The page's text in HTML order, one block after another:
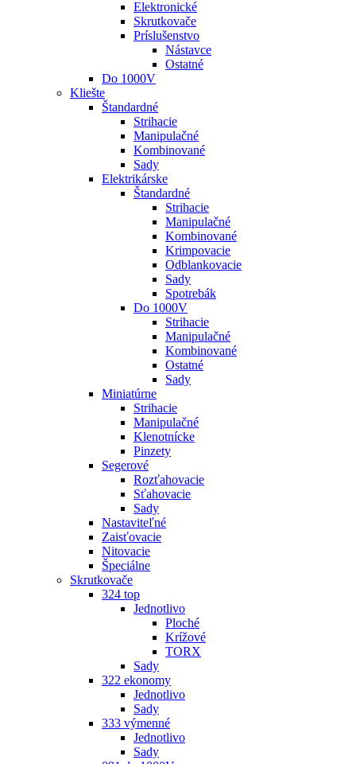
Elektronické
Skrutkovače
Príslušenstvo
Nástavce
Ostatné
Do 1000V
Kliešte
Štandardné
Strihacie
Manipulačné
Kombinované
Sady
Elektrikárske
Štandardné
Strihacie
Manipulačné
Kombinované
Krimpovacie
Odblankovacie
Sady
Spotrebák
Do 1000V
Strihacie
Manipulačné
Kombinované
Ostatné
Sady
Miniatúrne
Strihacie
Manipulačné
Klenotnícke
Pinzety
Segerové
Rozťahovacie
Sťahovacie
Sady
Nastaviteľné
Zaisťovacie
Nitovacie
Špeciálne
Skrutkovače
324 top
Jednotlivo
Ploché
Krížové
TORX
Sady
322 ekonomy
Jednotlivo
Sady
333 výmenné
Jednotlivo
Sady